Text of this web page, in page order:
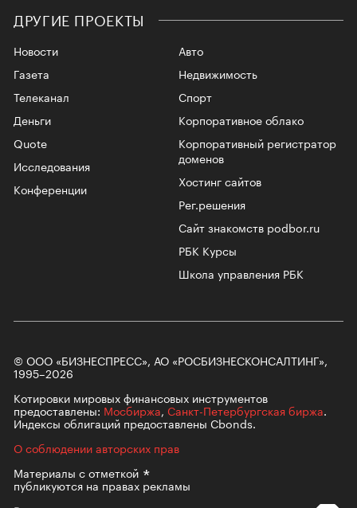
ДРУГИЕ ПРОЕКТЫ
Новости
Газета
Телеканал
Авто
Недвижимость
Спорт
Корпоративное облако
Корпоративный регистратор
доменов
Хостинг сайтов
Рег.решения
Сайт знакомств podbor.ru
РБК Курсы
Школа управления РБК
Деньги
Quote
Исследования
Конференции
© ООО «БИЗНЕСПРЕСС», АО «РОСБИЗНЕСКОНСАЛТИНГ»,
1995–2026
Котировки мировых финансовых инструментов
предоставлены: Мосбиржа, Санкт-Петербургская биржа.
Индексы облигаций предоставлены Cbonds.
О соблюдении авторских прав
Материалы сотметкой
публикуются на правах рекламы